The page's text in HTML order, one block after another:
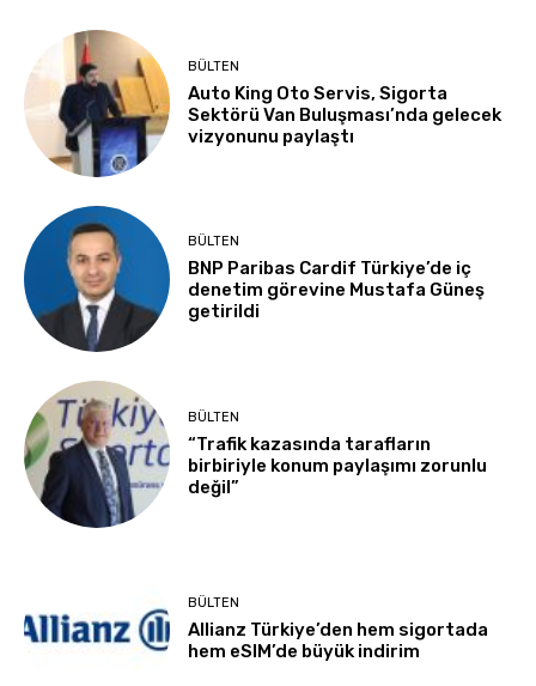
BÜLTEN
Auto King Oto Servis, Sigorta
Sektörü Van Buluşması’nda gelecek
vizyonunu paylaştı
BÜLTEN
BNP Paribas Cardif Türkiye’de iç
denetim görevine Mustafa Güneş
getirildi
BÜLTEN
“Trafik kazasında tarafların
birbiriyle konum paylaşımı zorunlu
değil”
BÜLTEN
Allianz Türkiye’den hem sigortada
hem eSIM’de büyük indirim